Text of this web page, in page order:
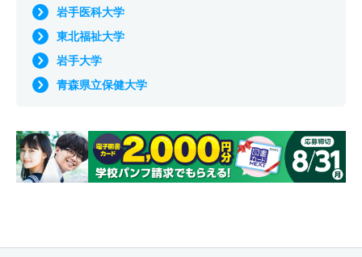
岩手医科大学
東北福祉大学
岩手大学
青森県立保健大学